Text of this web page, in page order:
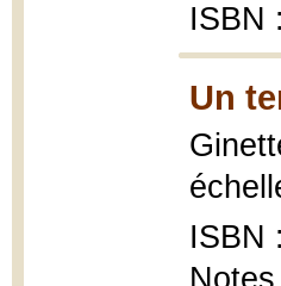
ISBN
Un
ISBN